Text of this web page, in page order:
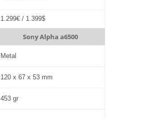
1.299€ / 1.399$
Sony Alpha a6500
Metal
120 x 67 x 53 mm
453 gr